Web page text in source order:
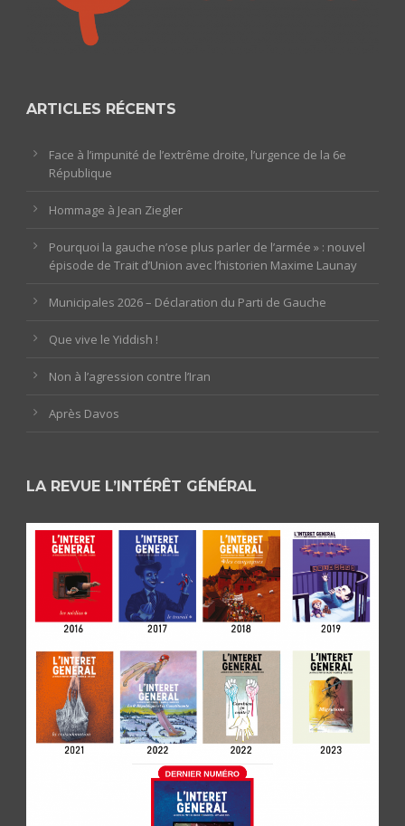
ARTICLES RÉCENTS
Face à l’impunité de l’extrême droite, l’urgence de la 6e
République
Hommage à Jean Ziegler
Pourquoi la gauche n’ose plus parler de l’armée » : nouvel
épisode de Trait d’Union avec l’historien Maxime Launay
Municipales 2026 – Déclaration du Parti de Gauche
Que vive le Yiddish !
Non à l’agression contre l’Iran
Après Davos
LA REVUE L’INTÉRÊT GÉNÉRAL